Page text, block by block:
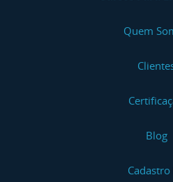
Quem
Blog
Cadastro